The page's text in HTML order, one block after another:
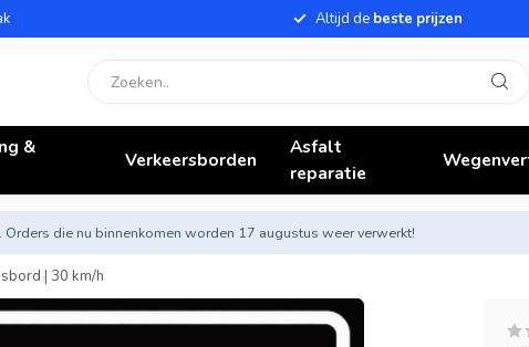
Altijd de beste prijzen
&
Verkeersborden
Asfalt
reparatie
die nu binnenkomen worden 17 augustus weer verwerkt!
| 30 km/h